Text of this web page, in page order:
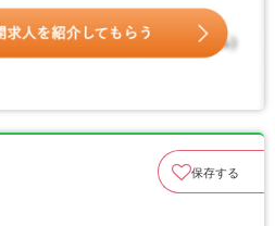
保存する